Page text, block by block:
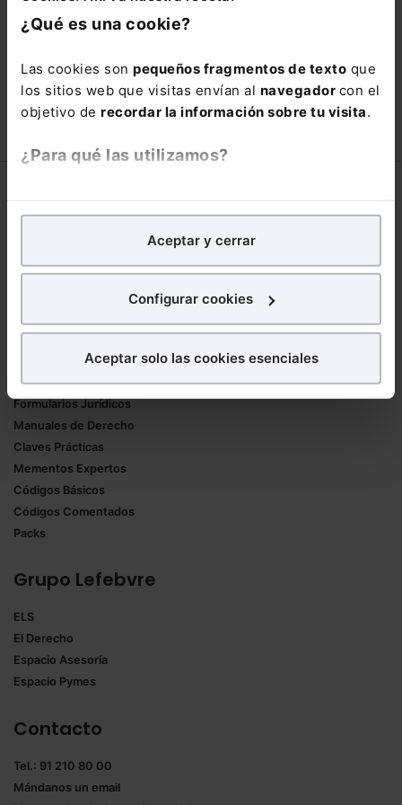
¿Qué es una cookie?
Las cookies son pequeños fragmentos de texto que
los sitios web que visitas envían al navegador con el
objetivo de recordar la información sobre tu visita.
¿Para qué las utilizamos?
analíticospara tratar demejorar tu experienciaen
nuestra página web. También con fines publicitarios,
para poder mostrarte publicidad y contenidos de tu
¿Qué puedes hacer?
experiencia en la web sea óptima
todas las cookies excepto aquellas imprescindibles.
seleccionar solo aquellas que quieras permitir en tu
navegador. Si no seleccionas ninguna utilizaremos
Aceptar y cerrar
Configurar cookies
Aceptar solo las cookies esenciales
está oportunidad y adquiere tu acceso
con un25% de descuento
110,00€ 66,00€
COMPRAR
Trabaja con nosotros
Mementos
Formularios Jurídicos
Manuales de Derecho
Claves Prácticas
Mementos Expertos
Códigos Básicos
Códigos Comentados
Packs
Grupo Lefebvre
ELS
El Derecho
Espacio Asesoría
Espacio Pymes
Contacto
Tel.: 91 210 80 00
Mándanos un email